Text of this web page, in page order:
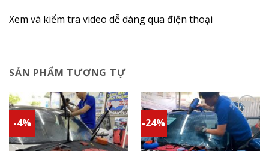
Xem và kiểm tra video dễ dàng qua điện thoại
SẢN PHẨM TƯƠNG TỰ
-4%
Add to
wishlist
-24%
Add to
wishlist